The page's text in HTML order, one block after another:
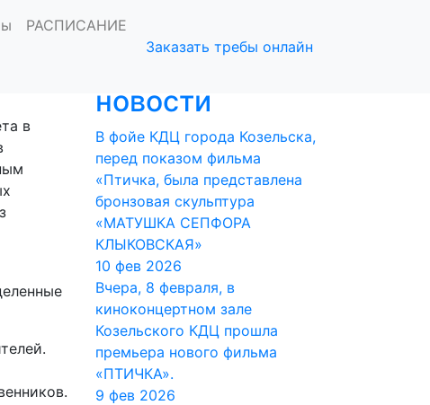
РАСПИСАНИЕ
Заказать требы онлайн
цветов.
в
Последние
новости
В фойе КДЦ города Козельска,
перед показом фильма
«Птичка, была представлена
бронзовая скульптура
«МАТУШКА СЕПФОРА
КЛЫКОВСКАЯ»
10 фев 2026
Вчера, 8 февраля, в
киноконцертном зале
Козельского КДЦ прошла
премьера нового фильма
«ПТИЧКА».
9 фев 2026